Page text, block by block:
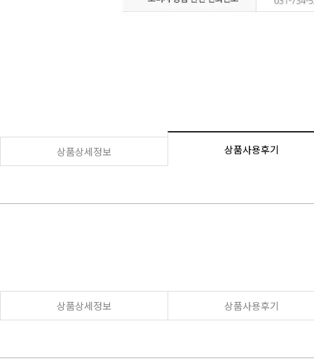
상품상세정보 상품사용후기
상품상세정보 상품사용후기